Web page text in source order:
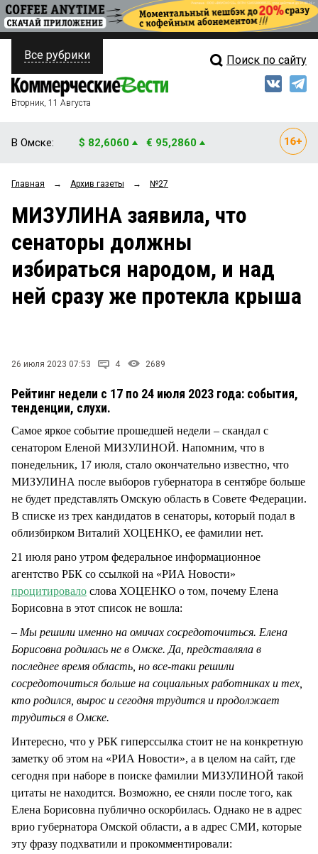
ПОЛИТИКА
ФИНАНСЫ
ОБЩЕСТВО
ЗАКОН
НОВОСТИ КОМПАНИЙ
ПРОИСШЕСТВИЯ
Свежий выпуск
Рейтинги
Блоги
Архив
Все рубрики Поиск по сайту
Вторник, 11 Августа
В Омске: $ 82,6060 € 95,2860
Главная → Архив газеты → №27
МИЗУЛИНА заявила, что
сенаторы должны
избираться народом, и над
ней сразу же протекла крыша
26 июля 2023 07:53 4 2689
Рейтинг недели с 17 по 24 июля 2023 года: события,
тенденции, слухи.
Самое яркое событие прошедшей недели – скандал с
сенатором Еленой МИЗУЛИНОЙ. Напомним, что в
понедельник, 17 июля, стало окончательно известно, что
МИЗУЛИНА после выборов губернатора в сентябре больше
не будет представлять Омскую область в Совете Федерации.
В списке из трех кандидатов в сенаторы, который подал в
облизбирком Виталий ХОЦЕНКО, ее фамилии нет.
21 июля рано утром федеральное информационное
агентство РБК со ссылкой на «РИА Новости»
процитировало слова ХОЦЕНКО о том, почему Елена
Борисовна в этот список не вошла:
– Мы решили именно на омичах сосредоточиться. Елена
Борисовна родилась не в Омске. Да, представляла в
последнее время область, но все-таки решили
сосредоточиться больше на социальных работниках и тех,
кто родился, вырос и сегодня трудится и продолжает
трудиться в Омске.
Интересно, что у РБК гиперссылка стоит не на конкретную
заметку об этом на «РИА Новости», а в целом на сайт, где
сегодня при наборе в поиске фамилии МИЗУЛИНОЙ такой
цитаты не находится. Возможно, ее сняли после того, как
Елена Борисовна публично оскорбилась. Однако не в адрес
врио губернатора Омской области, а в адрес СМИ, которые
эту фразу подхватили и прокомментировали: